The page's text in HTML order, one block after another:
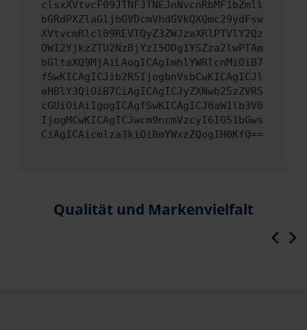
clsxXVtvcF09JTNFJTNEJnNvcnRbMF1bZmll
bGRdPXZlaGljbGVDcmVhdGVkQXQmc29ydFsw
XVtvcmRlcl09REVTQyZ3ZWJzaXRlPTVlY2Qz
OWI2YjkzZTU2NzBjYzI5ODg1YSZza2lwPTAm
bGltaXQ9MjAiLAogICAgImhlYWRlcnMiOiB7
fSwKICAgICJib2R5IjogbnVsbCwKICAgICJl
eHBlY3QiOiB7CiAgICAgICJyZXNwb25zZVR5
cGUiOiAiIgogICAgfSwKICAgICJ0aW1lb3V0
IjogMCwKICAgICJwcm9ncmVzcyI6IG51bGws
CiAgICAicmlza3kiOiBmYWxzZQogIH0KfQ==
Qualität und Markenvielfalt